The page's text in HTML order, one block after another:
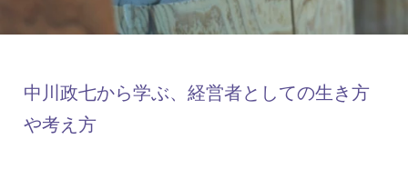
中川政七から学ぶ、経営者としての生き方
や考え方